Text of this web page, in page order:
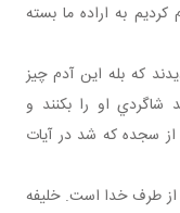
به اراده ما بسته
که بله اين آدم چيز
شاگردي او را بکنند و
از سجده که شد در آيات
از طرف خدا است. خليفه